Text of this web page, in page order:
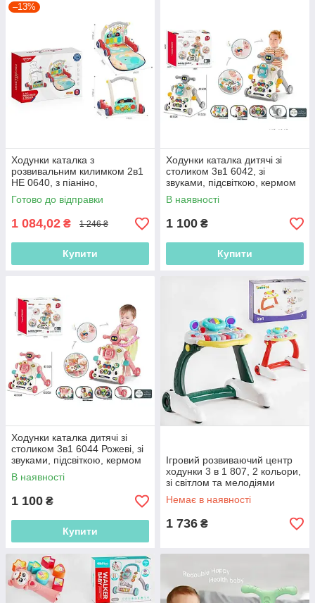
–13%
Ходунки каталка з
розвивальним килимком 2в1
НЕ 0640, з піаніно,
мелодіями, підсвіткою,
брязкальцями
Готово до відправки
1 084,02 ₴ 1 246 ₴
Купити
Ходунки каталка дитячі зі
столиком 3в1 6042, зі
звуками, підсвіткою, кермом
В наявності
1 100 ₴
Купити
Ходунки каталка дитячі зі
столиком 3в1 6044 Рожеві, зі
звуками, підсвіткою, кермом
В наявності
1 100 ₴
Купити
Ігровий розвиваючий центр
ходунки 3 в 1 807, 2 кольори,
зі світлом та мелодіями
Немає в наявності
1 736 ₴